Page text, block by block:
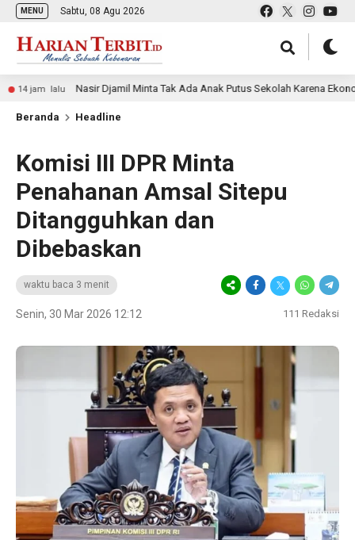
MENU Sabtu, 08 Agu 2026
lalu Nasir Djamil Minta Tak Ada Anak Putus Sekolah Karena Ekonomi
Beranda Headline
Komisi III DPR Minta
Penahanan Amsal Sitepu
Ditangguhkan dan
Dibebaskan
waktu baca 3 menit
Senin, 30 Mar 2026 12:12 111 Redaksi